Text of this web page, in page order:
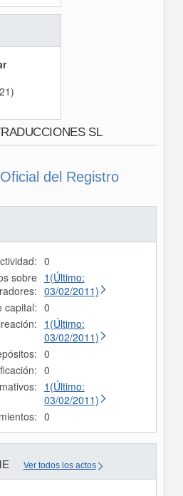
SL
del Registro
0
sobre 1(Último:
03/02/2011)
capital: 0
1(Último:
03/02/2011)
0
0
1(Último:
03/02/2011)
0
Ver todos los actos